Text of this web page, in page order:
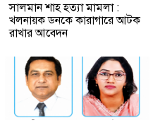
সালমান শাহ হত্যা মামলা :
খলনায়ক ডনকে কারাগারে আটক
রাখার আবেদন